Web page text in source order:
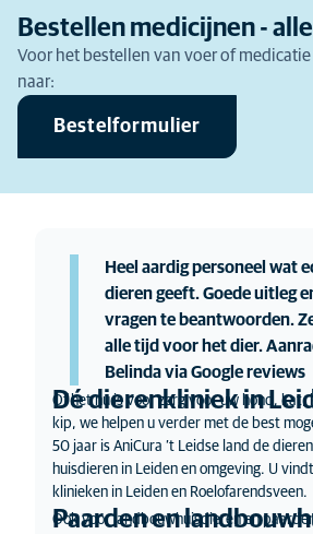
Bestellen medicijnen -
Voor het bestellen van voer of
naar:
Bestelformulier
Heel aardig personeel wat
dieren geeft. Goede uitleg
vragen te beantwoorden.
alle tijd voor het dier.
Belinda via Google reviews
Dé dierenkliniek in
Of het nu is voor zorg voor uw hond, kat,
kip, we helpen u verder met de best
50 jaar is AniCura ’t Leidse land de
huisdieren in Leiden en omgeving. U
klinieken in Leiden en Roelofarendsveen.
Paarden en
Ook voor landbouwhuisdieren en